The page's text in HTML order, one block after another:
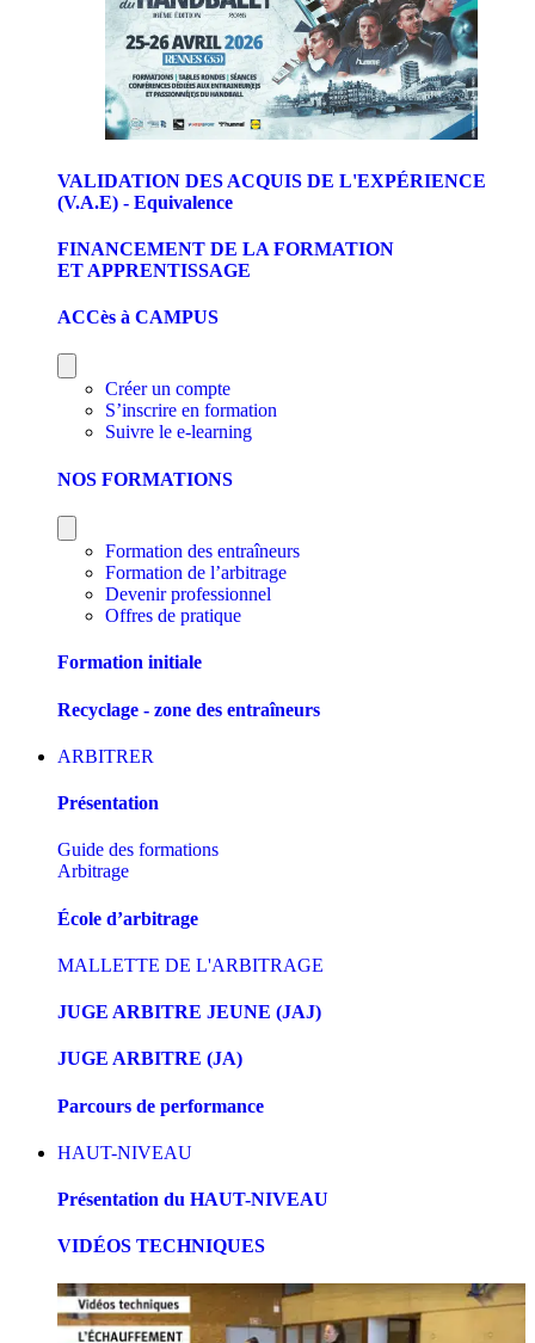
VALIDATION DES ACQUIS DE L'EXPÉRIENCE
(V.A.E) - Equivalence
FINANCEMENT DE LA FORMATION
ET APPRENTISSAGE
ACCès à CAMPUS
Créer un compte
S’inscrire en formation
Suivre le e-learning
NOS FORMATIONS
Formation des entraîneurs
Formation de l’arbitrage
Devenir professionnel
Offres de pratique
Formation initiale
Recyclage - zone des entraîneurs
ARBITRER
Présentation
Guide des formations
Arbitrage
École d’arbitrage
MALLETTE DE L'ARBITRAGE
JUGE ARBITRE JEUNE (JAJ)
JUGE ARBITRE (JA)
Parcours de performance
HAUT-NIVEAU
Présentation du HAUT-NIVEAU
VIDÉOS TECHNIQUES